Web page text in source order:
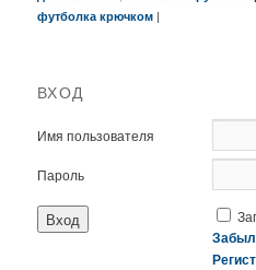
футболка крючком |
ВХОД
Имя пользователя
Пароль